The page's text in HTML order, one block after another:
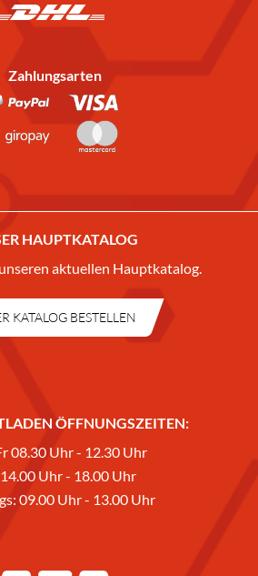
Zahlungsarten
HAUPTKATALOG
aktuellen Hauptkatalog.
KATALOG BESTELLEN
ÖFFNUNGSZEITEN:
08.30 Uhr - 12.30 Uhr
Uhr - 18.00 Uhr
09.00 Uhr - 13.00 Uhr